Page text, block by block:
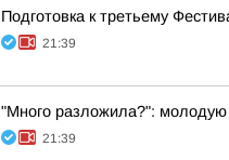
Подготовка к третьему
21:39
"Много разложила?": молодую
21:39